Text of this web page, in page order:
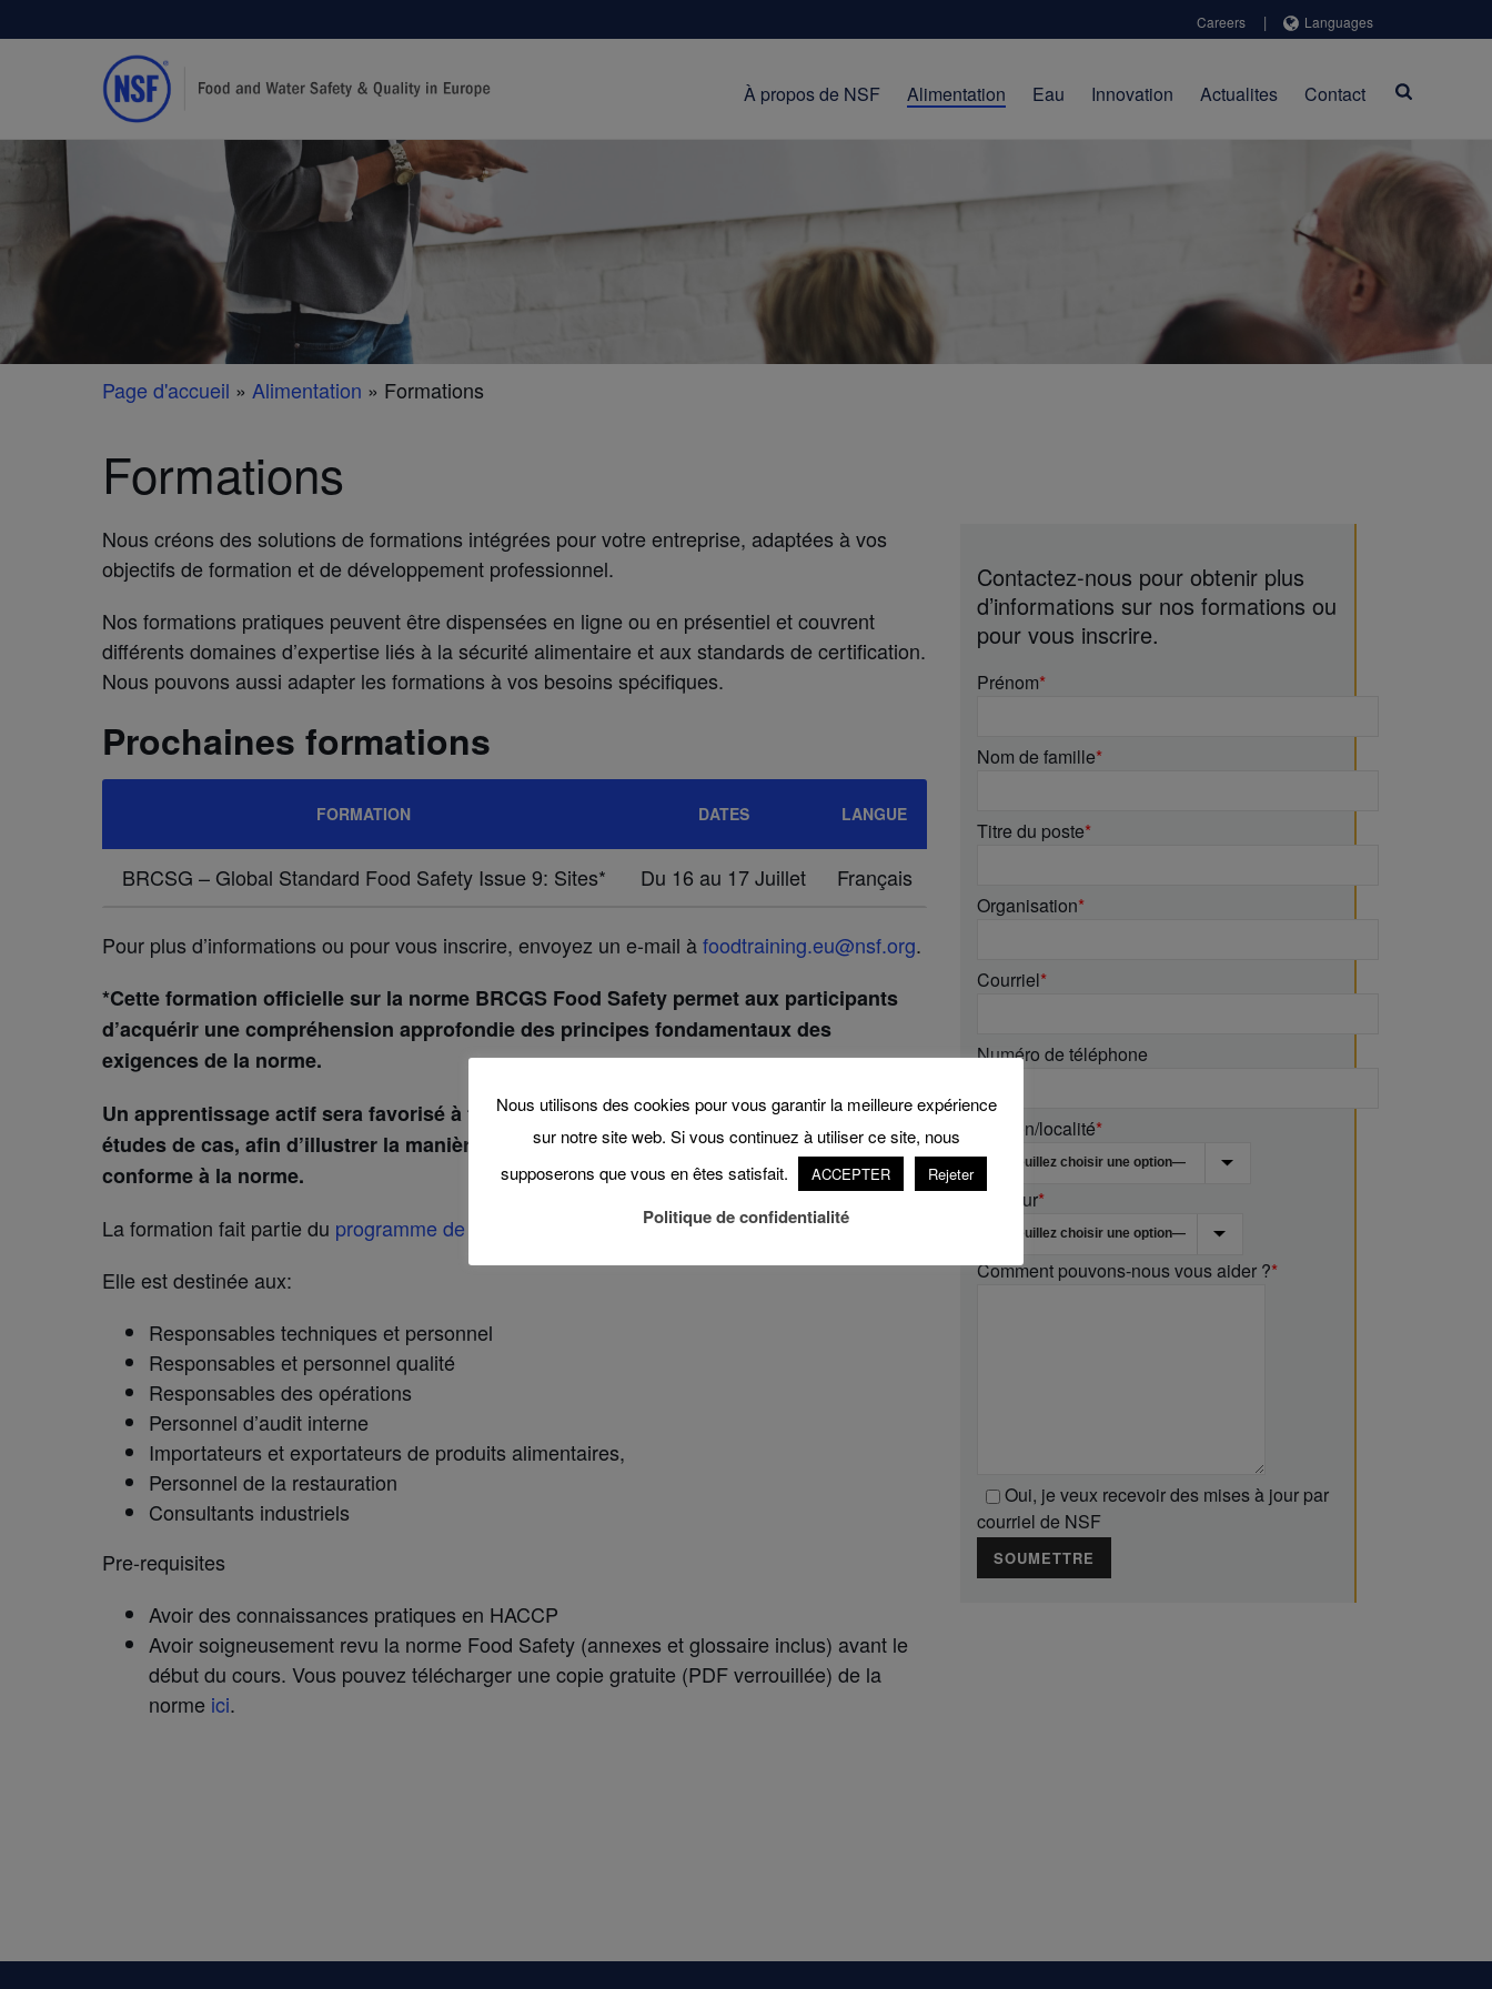
Careers | Languages
À propos de NSF Alimentation Eau Innovation Actualites Contact
Page d'accueil » Alimentation » Formations
Formations
Nous créons des solutions de formations intégrées pour votre entreprise, adaptées à vos
objectifs de formation et de développement professionnel.
Nos formations pratiques peuvent être dispensées en ligne ou en présentiel et couvrent
différents domaines d’expertise liés à la sécurité alimentaire et aux standards de certification.
Nous pouvons aussi adapter les formations à vos besoins spécifiques.
Prochaines formations
FORMATION DATES LANGUE
BRCSG – Global Standard Food Safety Issue 9: Sites* Du 16 au 17 Juillet Français
Pour plus d’informations ou pour vous inscrire, envoyez un e-mail àfoodtraining.eu@nsf.org.
*Cette formation officielle sur la norme BRCGS Food Safety permet aux participants
d’acquérir une compréhension approfondie des principes fondamentaux des
exigences de la norme.
Un apprentissage actif sera favorisé à travers des activités interactives basées sur des
études de cas, afin d’illustrer la manière dont les auditeurs mèneront un audit
conforme à la norme.
La formation fait partie du programme de reconnaissance professionnelle du BRCGS
Elle est destinée aux:
Responsables techniques et personnel
Responsables et personnel qualité
Responsables des opérations
Personnel d’audit interne
Importateurs et exportateurs de produits alimentaires,
Personnel de la restauration
Consultants industriels
Pre-requisites
Avoir des connaissances pratiques en HACCP
Avoir soigneusement revu la norme Food Safety (annexes et glossaire inclus) avant le
début du cours. Vous pouvez télécharger une copie gratuite (PDF verrouillée) de la
norme ici.
Contactez-nous pour obtenir plus
d’informations sur nos formations ou
pour vous inscrire.
Prénom*
Nom de famille*
Titre du poste*
Organisation*
Courriel*
Numéro de téléphone
Région/localité*
Secteur*
Comment pouvons-nous vous aider ?*
Oui, je veux recevoir des mises à jour par
courriel de NSF
Nous utilisons des cookies pour vous garantir la meilleure expérience
sur notre site web. Si vous continuez à utiliser ce site, nous
supposerons que vous en êtes satisfait.
ACCEPTER Rejeter
Politique de confidentialité